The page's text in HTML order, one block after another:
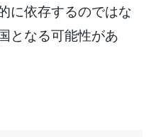
に依存するのではな
となる可能性があ